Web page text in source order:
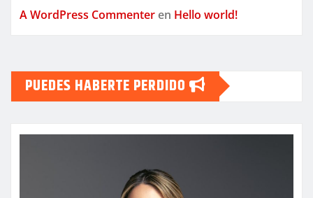
A WordPress Commenter en Hello world!
PUEDES HABERTE PERDIDO